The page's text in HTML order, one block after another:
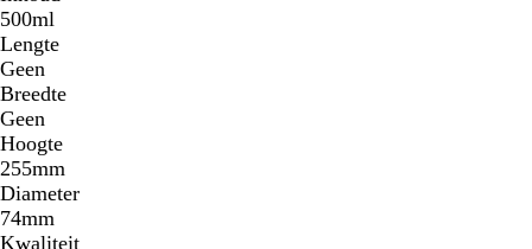
500ml
Lengte
Geen
Breedte
Geen
Hoogte
255mm
Diameter
74mm
Kwaliteit